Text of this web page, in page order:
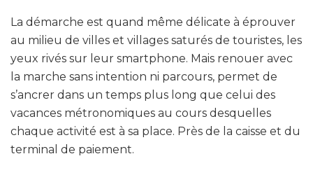
La démarche est quand même délicate à éprouver
au milieu de villes et villages saturés de touristes, les
yeux rivés sur leur smartphone. Mais renouer avec
la marche sans intention ni parcours, permet de
s’ancrer dans un temps plus long que celui des
vacances métronomiques au cours desquelles
chaque activité est à sa place. Près de la caisse et du
terminal de paiement.